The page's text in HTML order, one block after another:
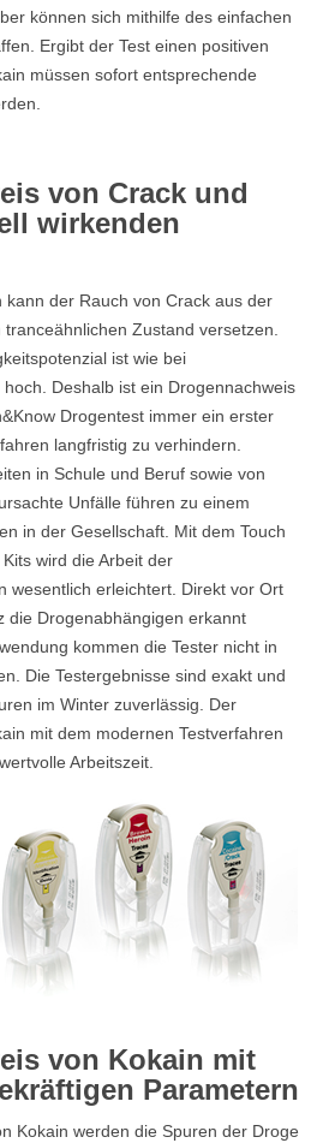
können sich mithilfe des einfachen
Ergibt der Test einen positiven
müssen sofort entsprechende
von Crack und
wirkenden
kann der Rauch von Crack aus der
Zustand versetzen.
ist wie bei
Deshalb ist ein Drogennachweis
Drogentest immer ein erster
langfristig zu verhindern.
in Schule und Beruf sowie von
Unfälle führen zu einem
in der Gesellschaft. Mit dem Touch
wird die Arbeit der
wesentlich erleichtert. Direkt vor Ort
die Drogenabhängigen erkannt
kommen die Tester nicht in
Die Testergebnisse sind exakt und
im Winter zuverlässig. Der
mit dem modernen Testverfahren
Arbeitszeit.
von Kokain mit
Parametern
Kokain werden die Spuren der Droge